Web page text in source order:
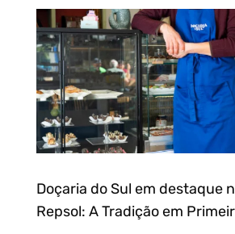
Doçaria do Sul em destaque
Repsol: A Tradição em